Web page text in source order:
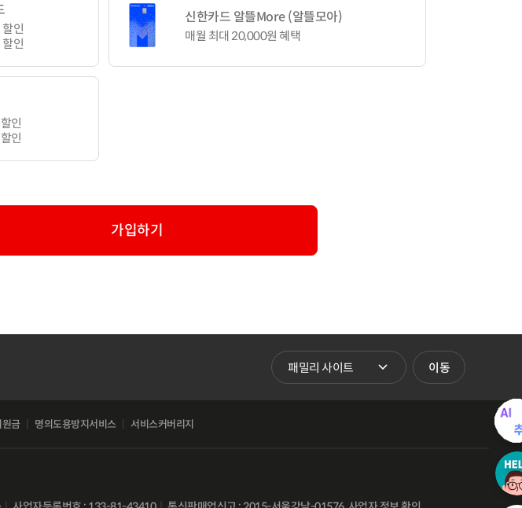
인
인
신한카드 알뜰More (알뜰모아)
매월 최대 20,000원 혜택
인
인
가입하기
패밀리 사이트 바로가기
이동
금 명의도용방지서비스 서비스커버리지